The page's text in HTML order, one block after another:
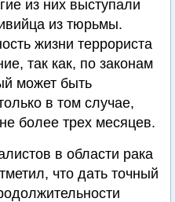
из них выступали
из тюрьмы.
жизни террориста
так как, по законам
может быть
в том случае,
более трех месяцев.
в области рака
что дать точный